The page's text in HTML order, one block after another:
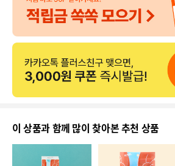
이 상품과 함께 많이 찾아본 추천 상품